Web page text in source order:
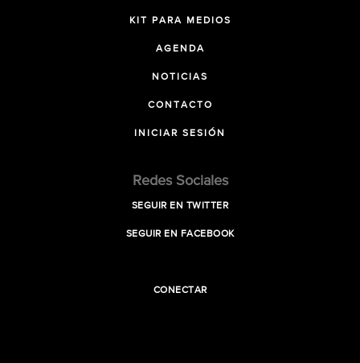
KIT PARA MEDIOS
AGENDA
NOTICIAS
CONTACTO
INICIAR SESIÓN
Redes Sociales
SEGUIR EN TWITTER
SEGUIR EN FACEBOOK
CONECTAR